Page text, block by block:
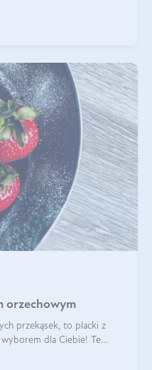
orzechowym
przekąsek, to placki z
wyborem dla Ciebie! Te